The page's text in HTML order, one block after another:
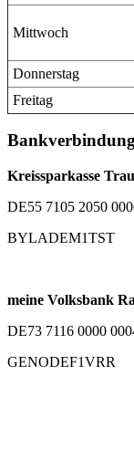
Mittwoch
Donnerstag
Freitag
Kreissparkasse
DE55 7105 2050
BYLADEM1TST
meine Volksbank
DE73 7116 0000
GENODEF1VRR